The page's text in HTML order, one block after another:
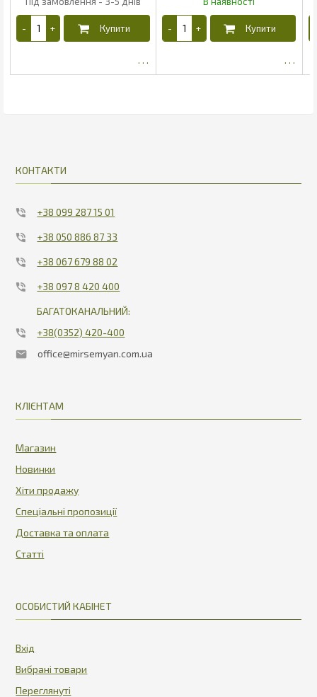
КОНТАКТИ
+38 099 287 15 01
+38 050 886 87 33
+38 067 679 88 02
+38 097 8 420 400
БАГАТОКАНАЛЬНИЙ:
+38(0352) 420-400
office@mirsemyan.com.ua
КЛІЄНТАМ
Магазин
Новинки
Хіти продажу
Спеціальні пропозиції
Доставка та оплата
Статті
ОСОБИСТИЙ КАБІНЕТ
Вхід
Вибрані товари
Переглянуті